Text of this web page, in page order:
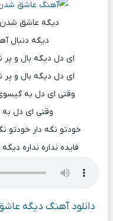
دیگه عاشق شدن
دیگه دنبال
ای دل دیگه بال و پر
ای دل دیگه بال و پر
وقتی ای دل به
وقتی ای دل
خودتو نگه دار خودتو
فایده نداره نداره
دانلود آهنگ دیگه